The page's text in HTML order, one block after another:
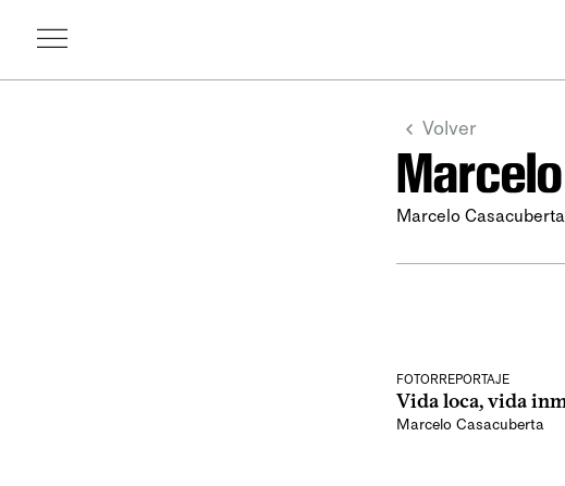
Volver
Marcelo Casacuberta
FOTORREPORTAJE
Vida loca, vida
Marcelo Casacuberta